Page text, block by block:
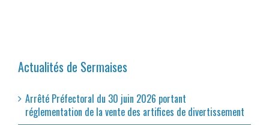
Actualités de Sermaises
Arrêté Préfectoral du 30 juin 2026 portant
réglementation de la vente des artifices de divertissement